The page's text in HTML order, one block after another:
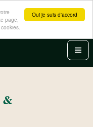
Oui je suis d'accord
page,
&